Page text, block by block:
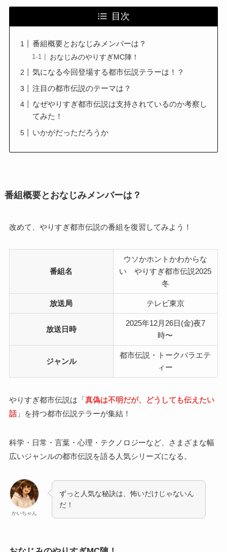
目次
番組概要とおなじみメンバーは？
おなじみのやりすぎMC陣！
気になる今回登場する都市伝説テラーは！？
注目の都市伝説のテーマは？
なぜやりすぎ都市伝説は支持されているのか考察し
てみた！
いかがだっただろうか
番組概要とおなじみメンバーは？
改めて、やりすぎ都市伝説の番組を復習してみよう！
番組名
ウソかホントかわからな
い やりすぎ都市伝説2025
冬
放送局 テレビ東京
放送日時
2025年12月26日(金)夜7
時〜
ジャンル
都市伝説・トークバラエテ
ィー
やりすぎ都市伝説は「真偽は不明だが、どうしても伝えたい
話」を持つ都市伝説テラーが集結！
科学・日常・言葉・心理・テクノロジーなど、さまざまな幅
広いジャンルの都市伝説を語る人気シリーズになる。
かいちゃん
ずっと人気な秘訣は、怖いだけじゃないん
だ！